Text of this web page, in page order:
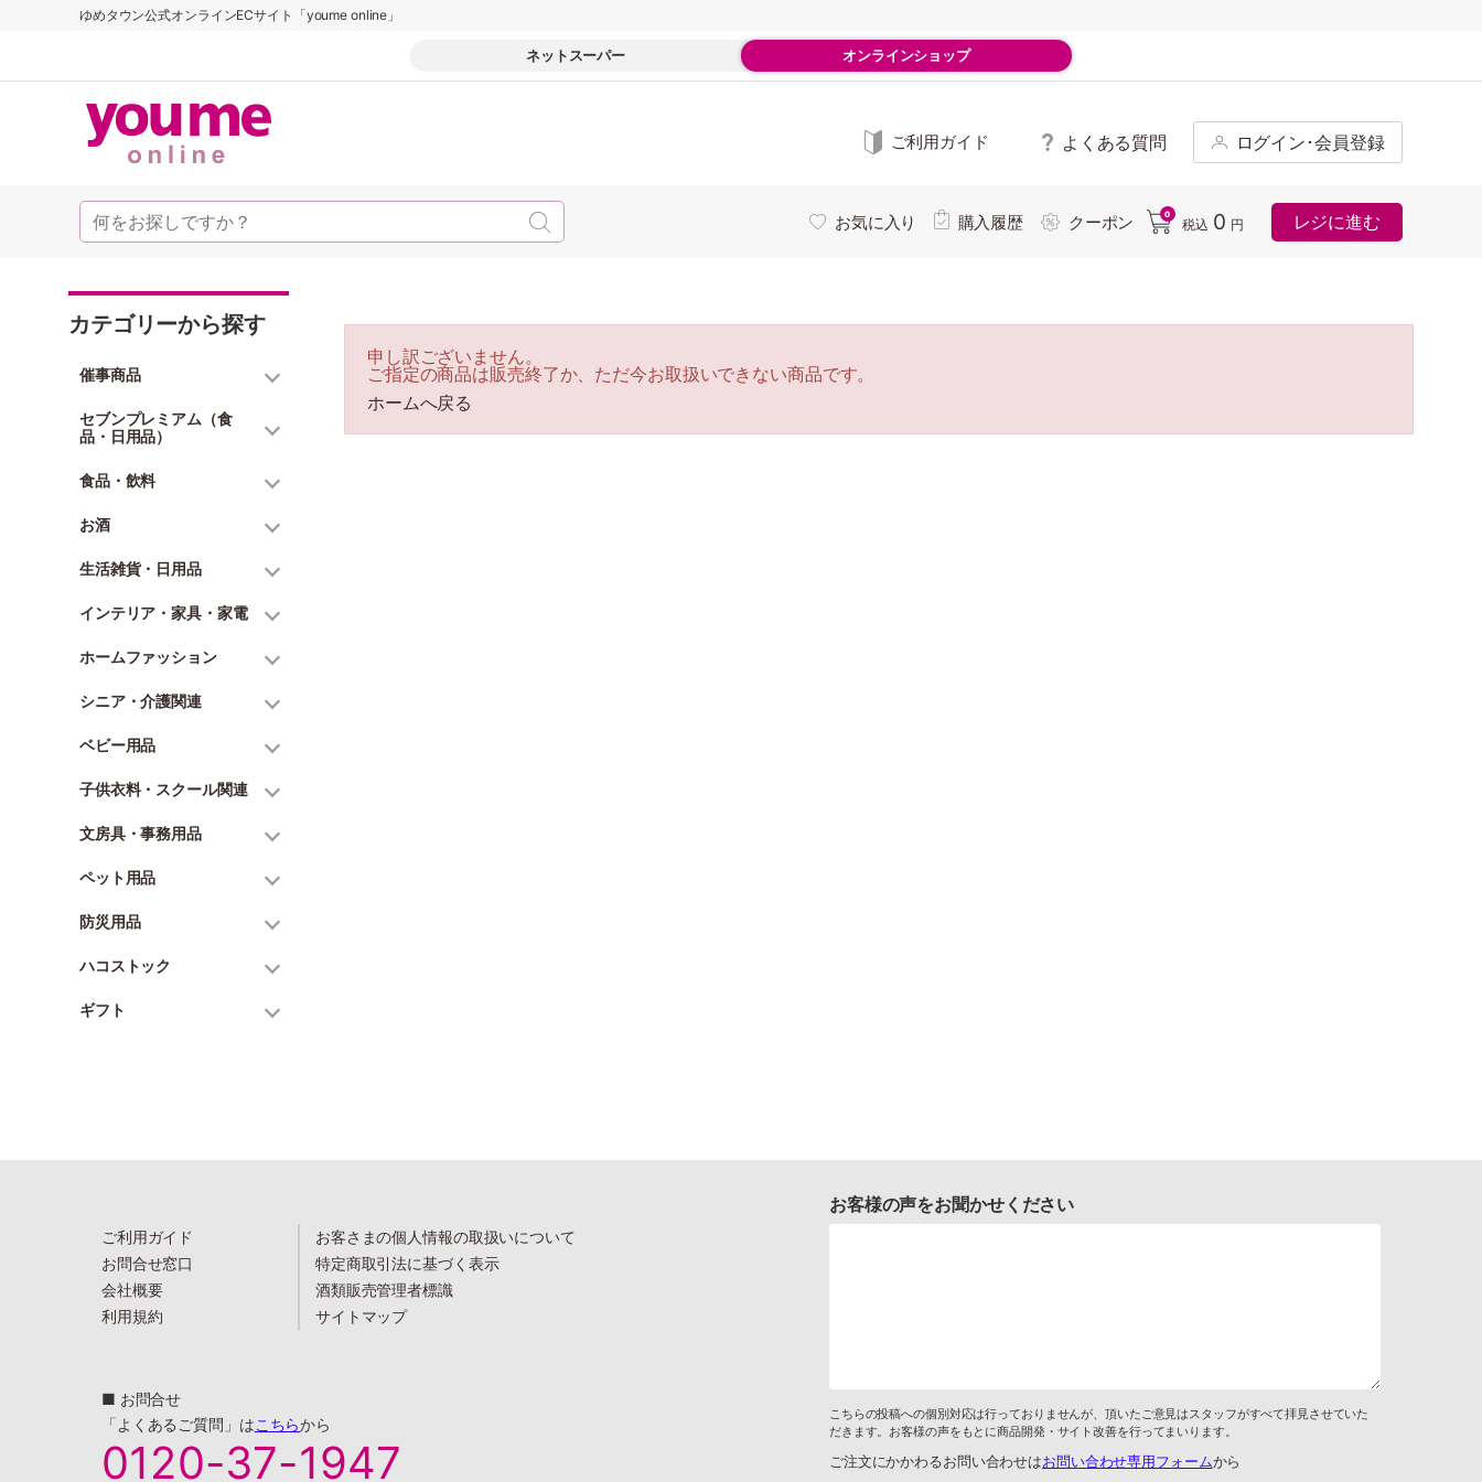
ゆめタウン公式オンラインECサイト「youme online」
ネットスーパー オンラインショップ
ご利用ガイド よくある質問 ログイン･会員登録
お気に入り 購入履歴 クーポン 0
税込 0 円 レジに進む
カテゴリーから探す
催事商品
セブンプレミアム（食
品・日用品）
食品・飲料
お酒
生活雑貨・日用品
インテリア・家具・家電
ホームファッション
シニア・介護関連
ベビー用品
子供衣料・スクール関連
文房具・事務用品
ペット用品
防災用品
ハコストック
ギフト
申し訳ございません。
ご指定の商品は販売終了か、ただ今お取扱いできない商品です。
ホームへ戻る
ご利用ガイド
お問合せ窓口
会社概要
利用規約
お客さまの個人情報の取扱いについて
特定商取引法に基づく表示
酒類販売管理者標識
サイトマップ
■ お問合せ
「よくあるご質問」はこちらから
0120-37-1947
お客様の声をお聞かせください
こちらの投稿への個別対応は行っておりませんが、頂いたご意見はスタッフがすべて拝見させていた
だきます。お客様の声をもとに商品開発・サイト改善を行ってまいります。
ご注文にかかわるお問い合わせはお問い合わせ専用フォームから